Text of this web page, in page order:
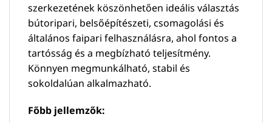
szerkezetének köszönhetően ideális választás
bútoripari, belsőépítészeti, csomagolási és
általános faipari felhasználásra, ahol fontos a
tartósság és a megbízható teljesítmény.
Könnyen megmunkálható, stabil és
sokoldalúan alkalmazható.
Főbb jellemzők: